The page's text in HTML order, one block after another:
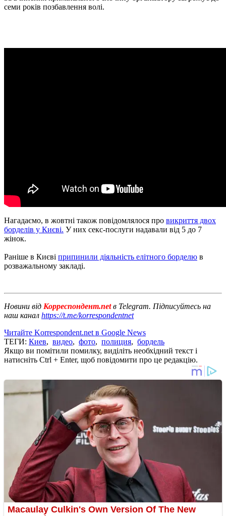
семи років позбавлення волі.
Нагадаємо, в жовтні також повідомлялося про викриття двох
борделів у Києві. У них секс-послуги надавали від 5 до 7
жінок.
Раніше в Києві припинили діяльність елітного борделю в
розважальному закладі.
Новини від Корреспондент.netв Telegram. Підписуйтесь на
наш канал https://t.me/korrespondentnet
Читайте Korrespondent.net в Google News
ТЕГИ: Киев, видео, фото, полиция, бордель
Якщо ви помітили помилку, виділіть необхідний текст і
натисніть Ctrl + Enter, щоб повідомити про це редакцію.